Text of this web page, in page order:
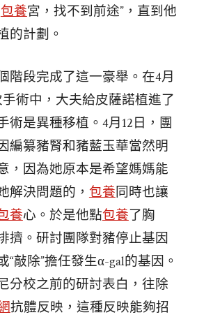
包養宮，找不到前途”，直到他
的計劃。
階段完成了這一豪舉。在4月
術中，大夫給皮薩諾植進了
術是異種移植。4月12日，團
編纂豬腎和豬藍玉華當然明
，因為她原本是希望媽媽能
解決問題的， 包養同時也讓
養心。於是他點包養了胸
擠。研討團隊對豬停止基因
“敲除”擔任發生α-gal的基因。
分校之前的研討表白，往除
抗體反映，這種反映能夠招